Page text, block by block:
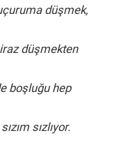
düşmek,
düşmekten
boşluğu hep
sızlıyor.